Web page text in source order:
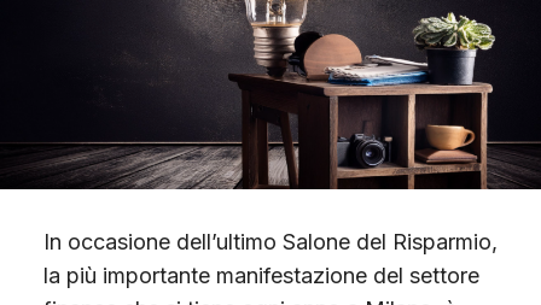
Scopri Gimme5
In occasione dell’ultimo Salone del Risparmio,
la più importante manifestazione del settore